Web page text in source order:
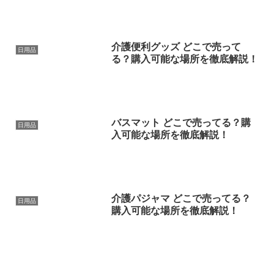
日用品
介護便利グッズ どこで売って
る？購入可能な場所を徹底解説！
日用品
バスマット どこで売ってる？購
入可能な場所を徹底解説！
日用品
介護パジャマ どこで売ってる？
購入可能な場所を徹底解説！